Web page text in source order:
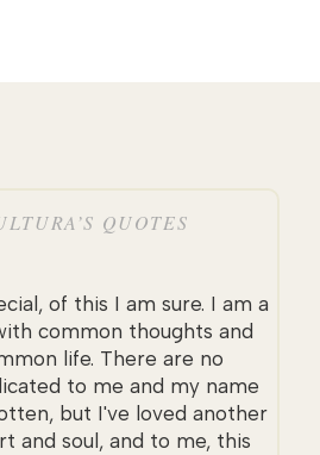
QUOTES
of this I am sure. I am a
common thoughts and
life. There are no
to me and my name
but I've loved another
and soul, and to me, this